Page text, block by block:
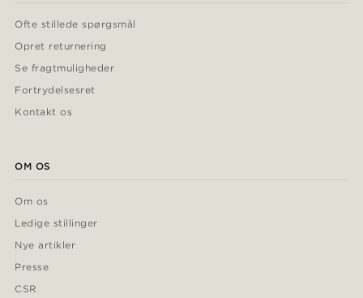
Ofte stillede spørgsmål
Opret returnering
Se fragtmuligheder
Fortrydelsesret
Kontakt os
OM OS
Om os
Ledige stillinger
Nye artikler
Presse
CSR